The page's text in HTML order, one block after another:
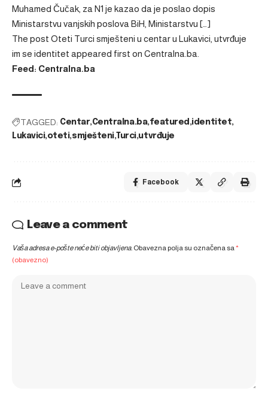
Muhamed Čučak, za N1 je kazao da je poslao dopis
Ministarstvu vanjskih poslova BiH, Ministarstvu […]
The post Oteti Turci smješteni u centar u Lukavici, utvrđuje
im se identitet appeared first on Centralna.ba
Feed: Centralna.ba
TAGGED: Centar Centralna.ba featured identitet
Lukavici oteti smješteni Turci utvrđuje
Facebook
Leave a comment
Vaša adresa e-pošte neće biti objavljena. Obavezna polja su označena sa*
(obavezno)